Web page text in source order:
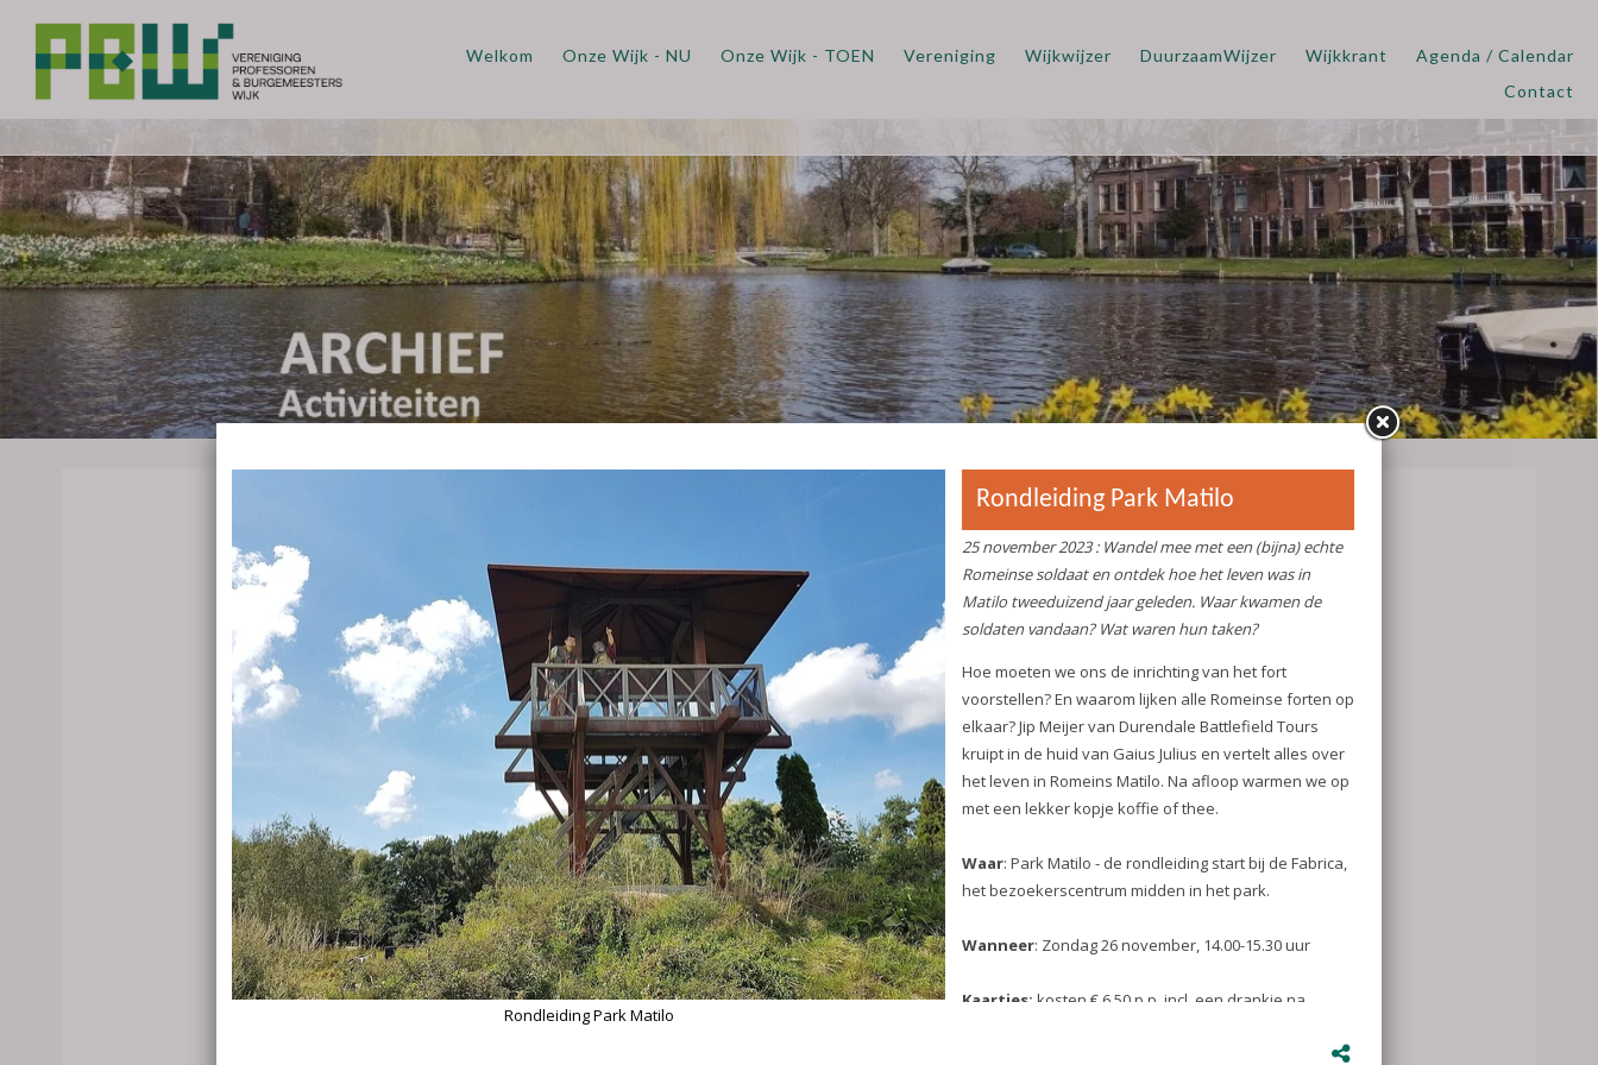
Welkom Onze Wijk - NU Onze Wijk - TOEN Vereniging Wijkwijzer DuurzaamWijzer Wijkkrant
Agenda / Calendar
Contact
Rondleiding Park Matilo
25 november 2023: Wandel mee met een
(bijna) echte Romeinse soldaat en ontdek hoe
het leven was in Matilo tweeduizend jaar
geleden. Waar kwamen de soldaten
vandaan? Wat waren hun taken?
Hoe moeten we ons de inrichting van het fort
voorstellen? En waarom lijken alle Romeinse
forten op elkaar? Jip Meijer van Durendale
Battlefield Tours kruipt in de huid van Gaius
Julius en vertelt alles over het leven in
Romeins Matilo. Na afloop warmen we op met
een lekker kopje koffie of thee.
Waar: Park Matilo - de rondleiding start bij de
Fabrica, het bezoekerscentrum midden in het
park.
Wanneer: Zondag 26 november, 14.00-15.30
uur